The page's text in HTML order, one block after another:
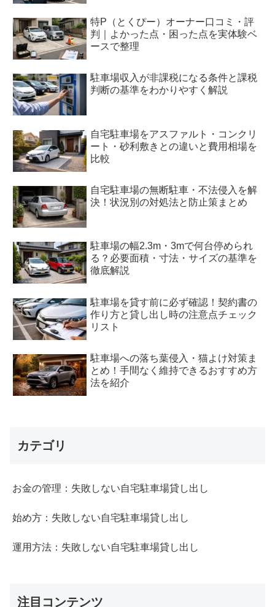
特P（とくぴー）オーナー口コミ・評
判｜よかった点・困った点を実体験ベ
ースで整理
駐車場収入が非課税になる条件と課税
判断の基準をわかりやすく解説
自宅駐車場をアスファルト・コンクリ
ート・砂利敷きとの違いと費用相場を
比較
自宅駐車場の無断駐車・不法侵入を解
決！状況別の対処法と防止策まとめ
駐車場の幅2.3m・3mで何台停められ
る？必要面積・寸法・サイズの基準を
徹底解説
駐車場を貸す前に必ず確認！契約書の
作り方と貸し出し時の注意点チェック
リスト
駐車場への落ち葉侵入・猫よけ対策ま
とめ！手間なく維持できるおすすめ方
法を紹介
カテゴリ
お金の管理：失敗しない自宅駐車場貸し出し
始め方：失敗しない自宅駐車場貸し出し
運用方法：失敗しない自宅駐車場貸し出し
注目コンテンツ